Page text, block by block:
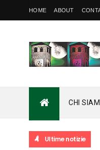
HOME ABOUT
CHI
Ultime notizie